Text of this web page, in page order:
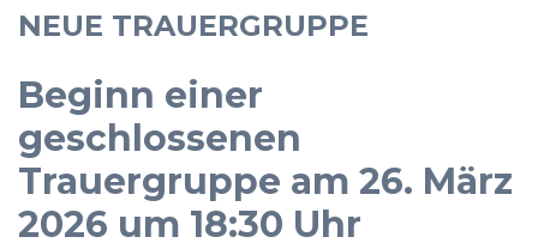
NEUE TRAUERGRUPPE
Beginn einer
geschlossenen
Trauergruppe am 26. März
2026 um 18:30 Uhr